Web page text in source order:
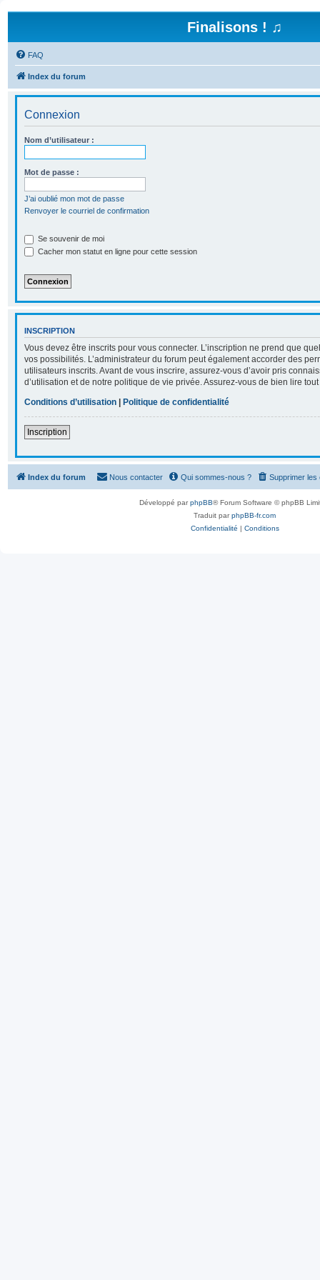
Finalisons ! ♫
FAQ
Index du forum
Connexion
Nom d’utilisateur :
Mot de passe :
J’ai oublié mon mot de passe
Renvoyer le courriel de confirmation
Se souvenir de moi
Cacher mon statut en ligne pour cette session
INSCRIPTION
Vous devez être inscrits pour vous connecter. L’inscription ne prend que
vos possibilités. L’administrateur du forum peut également accorder des
utilisateurs inscrits. Avant de vous inscrire, assurez-vous d’avoir pris
d’utilisation et de notre politique de vie privée. Assurez-vous de bien lire
Conditions d’utilisation | Politique de confidentialité
Inscription
Index du forum Supprimer les
Qui sommes-nous ?
Nous contacter
Développé parphpBB® Forum Software © phpBB
Traduit parphpBB-fr.com
Confidentialité | Conditions